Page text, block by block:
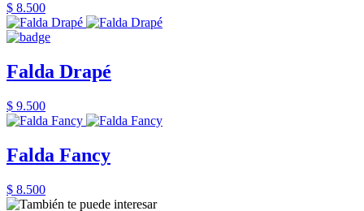
$ 8.500
Falda Drapé
$ 9.500
Falda Fancy
$ 8.500